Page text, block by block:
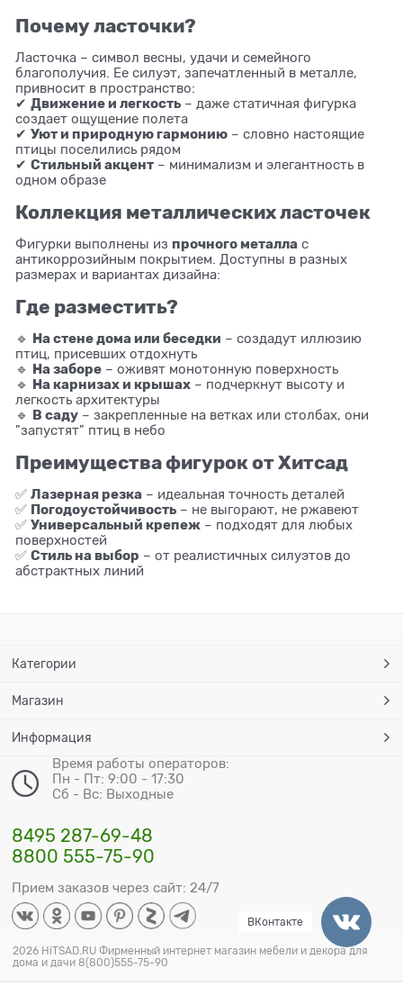
Почему ласточки?
Ласточка – символ весны, удачи и семейного
благополучия. Ее силуэт, запечатленный в металле,
привносит в пространство:
✔Движение и легкость – даже статичная фигурка
создает ощущение полета
✔Уют и природную гармонию – словно настоящие
птицы поселились рядом
✔Стильный акцент – минимализм и элегантность в
одном образе
Коллекция металлических ласточек
Фигурки выполнены изпрочного металла с
антикоррозийным покрытием. Доступны в разных
размерах и вариантах дизайна:
Где разместить?
🔹 На стене дома или беседки – создадут иллюзию
птиц, присевших отдохнуть
🔹 На заборе – оживят монотонную поверхность
🔹 На карнизах и крышах – подчеркнут высоту и
легкость архитектуры
🔹 В саду – закрепленные на ветках или столбах, они
"запустят" птиц в небо
Преимущества фигурок от Хитсад
✅Лазерная резка – идеальная точность деталей
✅ Погодоустойчивость – не выгорают, не ржавеют
✅Универсальный крепеж – подходят для любых
поверхностей
✅Стиль на выбор – от реалистичных силуэтов до
абстрактных линий
Категории
Магазин
Информация
Время работы операторов:
Пн - Пт: 9:00 - 17:30
Сб - Вс: Выходные
8495 287-69-48
8800 555-75-90
Прием заказов через сайт: 24/7
2026 HiTSAD.RU Фирменный интернет магазин мебели и декора для
дома и дачи 8(800)555-75-90
ВКонтакте